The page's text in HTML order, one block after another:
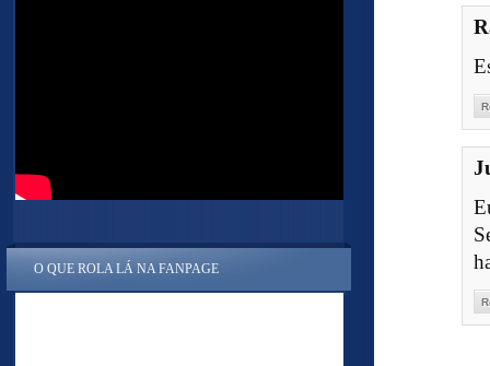
O QUE ROLA LÁ NA FANPAGE